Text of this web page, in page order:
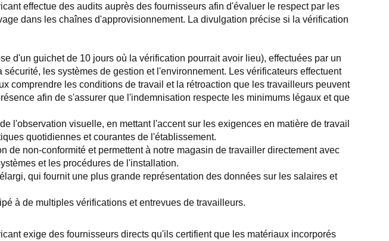
effectue des audits auprès des fournisseurs afin d'évaluer le respect par les
dans les chaînes d'approvisionnement. La divulgation précise si la vérification
d'un guichet de 10 jours où la vérification pourrait avoir lieu), effectuées par un
les systèmes de gestion et l'environnement. Les vérificateurs effectuent
comprendre les conditions de travail et la rétroaction que les travailleurs peuvent
afin de s'assurer que l'indemnisation respecte les minimums légaux et que
l'observation visuelle, en mettant l'accent sur les exigences en matière de travail
quotidiennes et courantes de l'établissement.
de non-conformité et permettent à notre magasin de travailler directement avec
et les procédures de l'installation.
qui fournit une plus grande représentation des données sur les salaires et
à de multiples vérifications et entrevues de travailleurs.
exige des fournisseurs directs qu'ils certifient que les matériaux incorporés